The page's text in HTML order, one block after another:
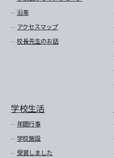
沿革
アクセスマップ
校長先生のお話
学校生活
年間行事
学校施設
受賞しました